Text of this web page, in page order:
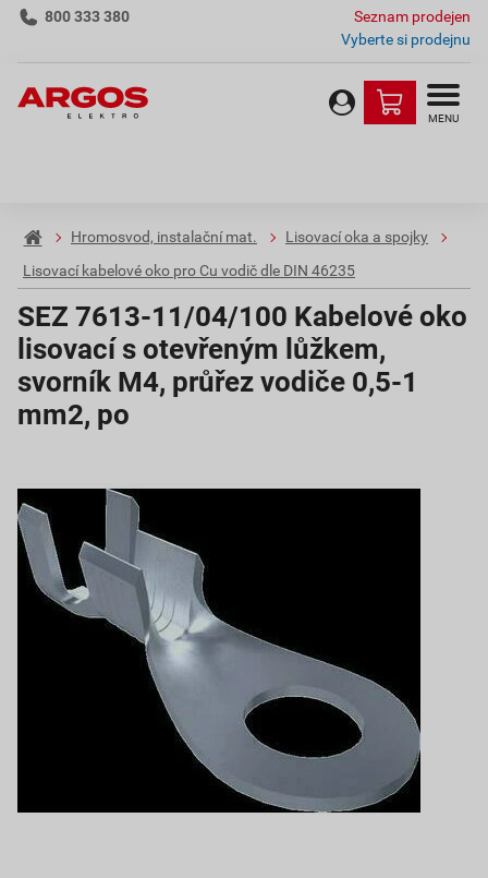
800 333 380
Seznam prodejen
Vyberte si prodejnu
MENU
Hromosvod, instalační mat.
Lisovací oka a spojky
Lisovací kabelové oko pro Cu vodič dle DIN 46235
SEZ 7613-11/04/100 Kabelové oko
lisovací s otevřeným lůžkem,
svorník M4, průřez vodiče 0,5-1
mm2, po